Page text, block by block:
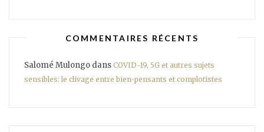
COMMENTAIRES RÉCENTS
Salomé Mulongo dans COVID-19, 5G et autres sujets
sensibles: le clivage entre bien-pensants et complotistes